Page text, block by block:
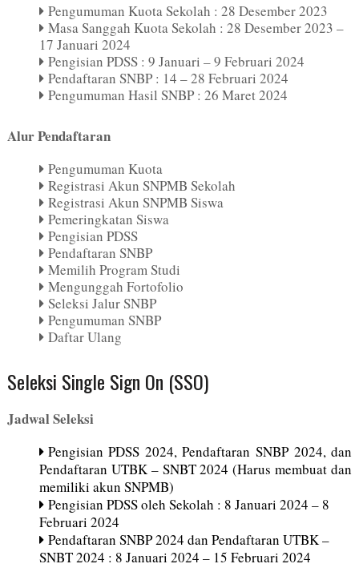
Pengumuman Kuota Sekolah : 28 Desember 2023
Masa Sanggah Kuota Sekolah : 28 Desember 2023 –
17 Januari 2024
Pengisian PDSS : 9 Januari – 9 Februari 2024
Pendaftaran SNBP : 14 – 28 Februari 2024
Pengumuman Hasil SNBP : 26 Maret 2024
Alur Pendaftaran
Pengumuman Kuota
Registrasi Akun SNPMB Sekolah
Registrasi Akun SNPMB Siswa
Pemeringkatan Siswa
Pengisian PDSS
Pendaftaran SNBP
Memilih Program Studi
Mengunggah Fortofolio
Seleksi Jalur SNBP
Pengumuman SNBP
Daftar Ulang
Seleksi Single Sign On (SSO)
Jadwal Seleksi
Pengisian PDSS 2024, Pendaftaran SNBP 2024, dan
Pendaftaran UTBK – SNBT 2024 (Harus membuat dan
memiliki akun SNPMB)
Pengisian PDSS oleh Sekolah : 8 Januari 2024 – 8
Februari 2024
Pendaftaran SNBP 2024 dan Pendaftaran UTBK –
SNBT 2024 : 8 Januari 2024 – 15 Februari 2024